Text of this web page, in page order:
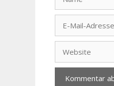
Mail-
Adresse